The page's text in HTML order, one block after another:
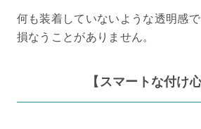
何も装着していないような透明感
損なうことがありません。
【スマートな付け心